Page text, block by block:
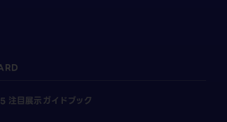
目展示ガイドブック